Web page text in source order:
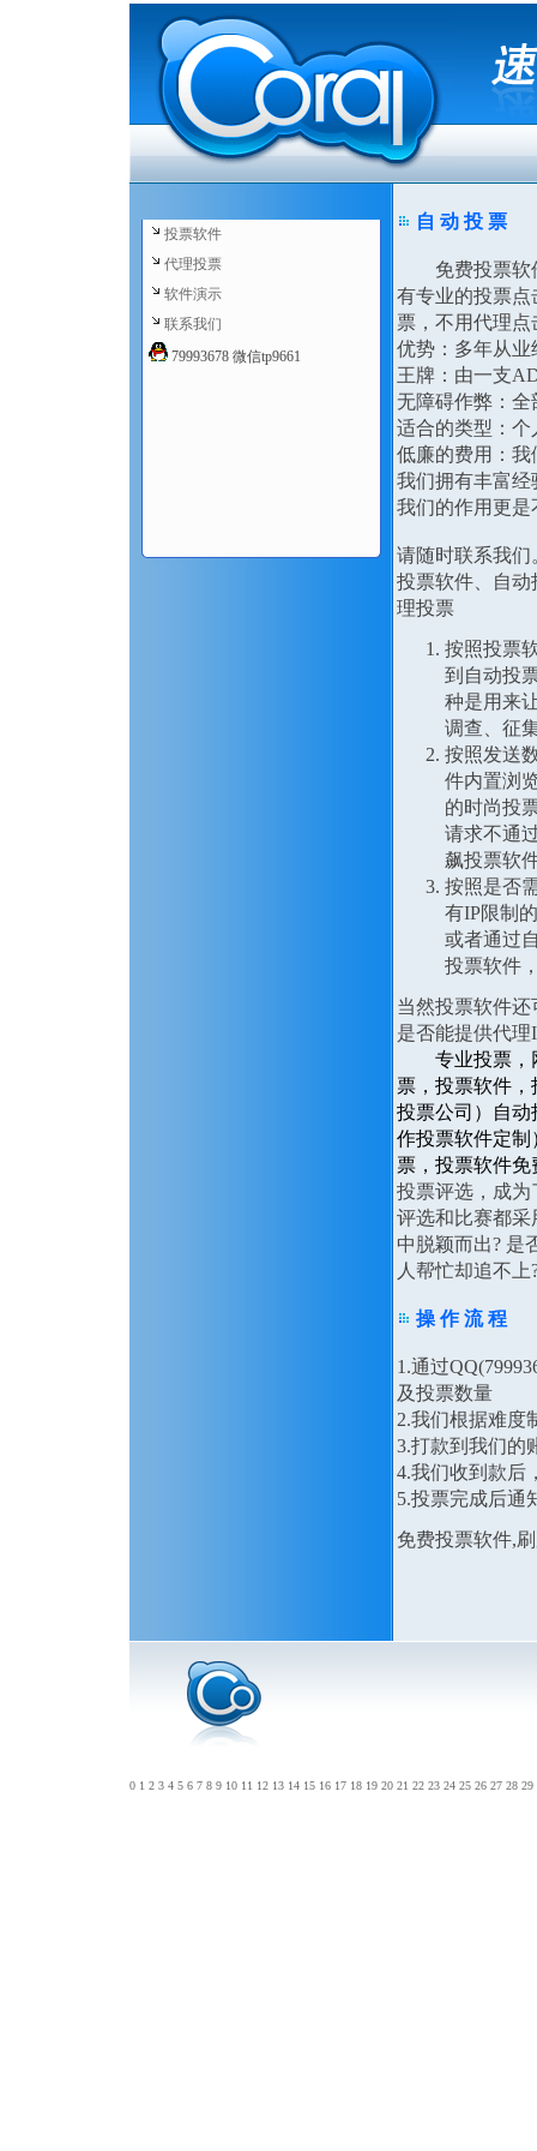
投票软件
代理投票
软件演示
联系我们
79993678 微信tp9661
自 动 投 票
免费投票软件
有专业的投票点
票，不用代理
优势：多年从
王牌：由一支
无障碍作弊：
适合的类型：个
低廉的费用：
我们拥有丰富经
我们的作用更是
请随时联系我
投票软件、自
理投票
按照投票
到自动投
种是用来
调查、征
按照发送
件内置浏
的时尚投
请求不通
飙投票软
按照是否
有IP限制
或者通过
投票软件
当然投票软件
是否能提供代
专业投票，
票，投票软件
投票公司）自
作投票软件定制
票，投票软件免
投票评选，成
评选和比赛都
中脱颖而出? 是
人帮忙却追不上
操 作 流 程
1.通过
及投票数量
2.我们根据难度
3.打款到我们的
4.我们收到款后
5.投票完成后通
免费投票软件,
0 1 2 3 4 5 6 7 8 9 10 11 12 13 14 15 16 17 18 19 20 21 22 23 24 25 26 27 28 29